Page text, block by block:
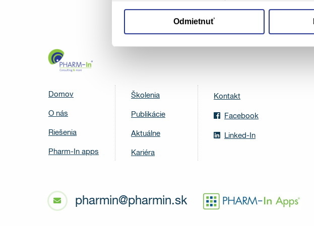
Odmietnuť
Domov
O nás
Riešenia
Pharm-In apps
Školenia
Publikácie
Aktuálne
Kariéra
Kontakt
Facebook
Linked-In
pharmin@pharmin.sk